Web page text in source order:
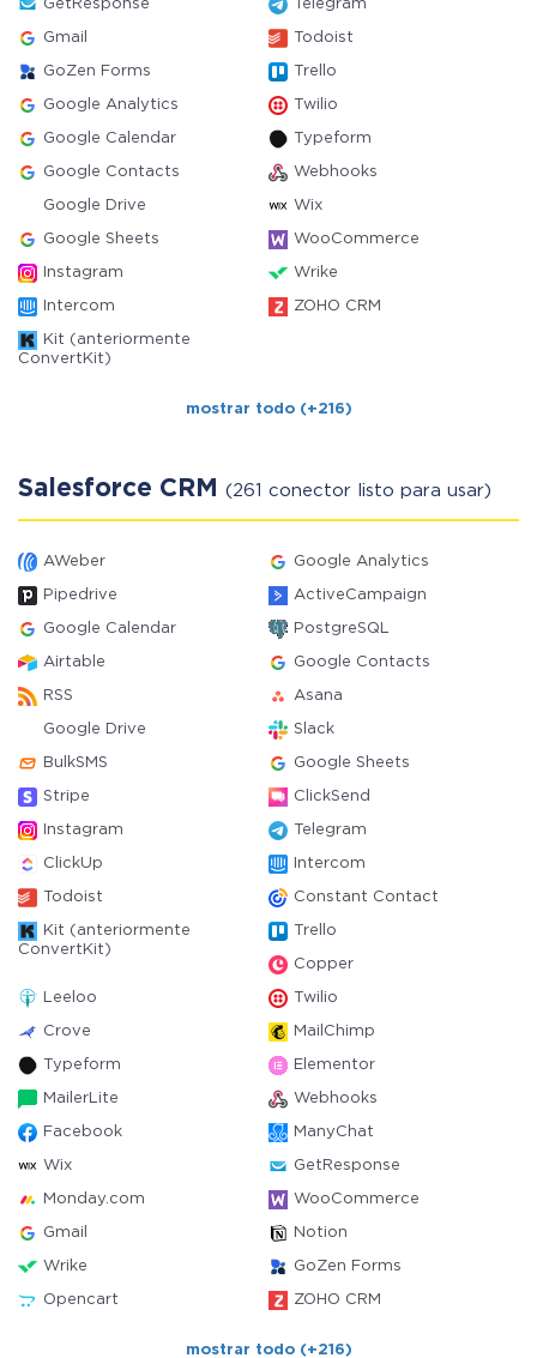
GetResponse Telegram
Gmail Todoist
GoZen Forms Trello
Google Analytics Twilio
Google Calendar Typeform
Google Contacts Webhooks
Google Drive Wix
Google Sheets WooCommerce
Instagram Wrike
Intercom ZOHO CRM
Kit (anteriormente
ConvertKit)
mostrar todo (+216)
Salesforce CRM (261 conector listo para usar)
AWeber Google Analytics
Pipedrive ActiveCampaign
Google Calendar PostgreSQL
Airtable Google Contacts
RSS Asana
Google Drive Slack
BulkSMS Google Sheets
Stripe ClickSend
Instagram Telegram
ClickUp Intercom
Todoist Constant Contact
Kit (anteriormente
ConvertKit)
Trello
Copper
Leeloo Twilio
Crove MailChimp
Typeform Elementor
MailerLite Webhooks
Facebook ManyChat
Wix GetResponse
Monday.com WooCommerce
Gmail Notion
Wrike GoZen Forms
Opencart ZOHO CRM
mostrar todo (+216)